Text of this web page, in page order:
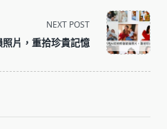
NEXT POST
片，重拾珍貴記憶